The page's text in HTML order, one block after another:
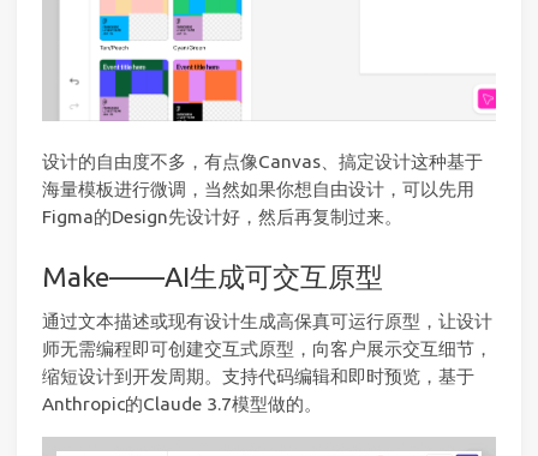
设计的自由度不多，有点像Canvas、搞定设计这种基于
海量模板进行微调，当然如果你想自由设计，可以先用
Figma的Design先设计好，然后再复制过来。
Make——AI生成可交互原型
通过文本描述或现有设计生成高保真可运行原型，让设计
师无需编程即可创建交互式原型，向客户展示交互细节，
缩短设计到开发周期。支持代码编辑和即时预览，基于
Anthropic的Claude 3.7模型做的。